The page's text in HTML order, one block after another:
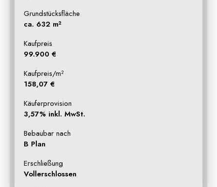
Grundstücksfläche
ca. 632 m²
Kaufpreis
99.900 €
Kaufpreis/m²
158,07 €
Käuferprovision
3,57% inkl. MwSt.
Bebaubar nach
B Plan
Erschließung
Vollerschlossen